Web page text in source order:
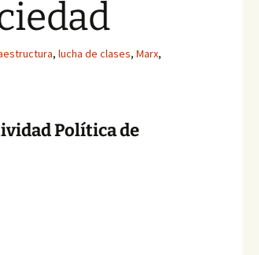
, lucha de clases, Marx,
Política de